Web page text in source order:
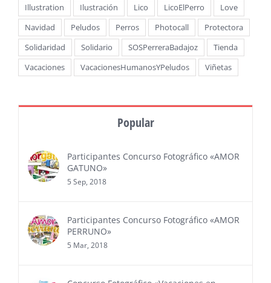
Illustration
Ilustración Lico LicoElPerro
Love
Navidad
Peludos Perros Photocall
Protectora
Solidaridad
Solidario SOSPerreraBadajoz
Tienda
Vacaciones
VacacionesHumanosYPeludos Viñetas
Popular
Participantes Concurso Fotográfico «AMOR
GATUNO»
5 Sep, 2018
Participantes Concurso Fotográfico «AMOR
PERRUNO»
5 Mar, 2018